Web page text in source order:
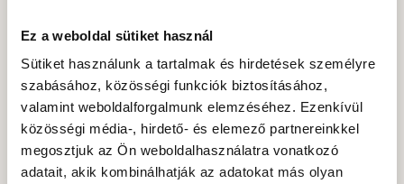
Ez a weboldal sütiket használ
Sütiket használunk a tartalmak és hirdetések személyre
szabásához, közösségi funkciók biztosításához,
valamint weboldalforgalmunk elemzéséhez. Ezenkívül
közösségi média-, hirdető- és elemező partnereinkkel
megosztjuk az Ön weboldalhasználatra vonatkozó
adatait, akik kombinálhatják az adatokat más olyan